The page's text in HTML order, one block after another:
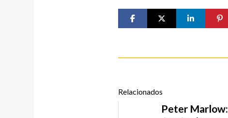
Relacionados
Peter Marlow: